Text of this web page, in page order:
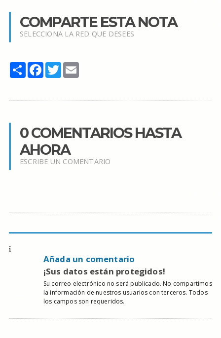
COMPARTE ESTA NOTA
SELECCIONA LA RED QUE DESEES
Share Facebook
TwitterEmail
0 COMENTARIOS HASTA
AHORA
ESCRIBE UN COMENTARIO
Añada un comentario
¡Sus datos están protegidos!
Su correo electrónico no será publicado. No compartimos
la información de nuestros usuarios con terceros. Todos
los campos son requeridos.